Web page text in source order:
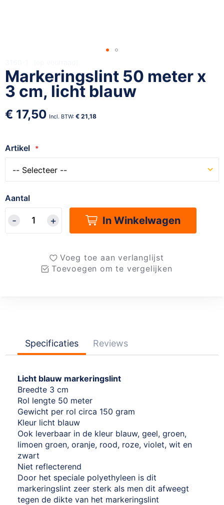
Markeringslint 50 meter x
3 cm, licht blauw
€ 17,50 € 21,18
Artikel
Aantal
In Winkelwagen
Voeg toe aan verlanglijst
Toevoegen om te vergelijken
naar
het
begin
de
Specificaties Reviews
Licht blauw markeringslint
Breedte 3 cm
Rol lengte 50 meter
Gewicht per rol circa 150 gram
Kleur licht blauw
Ook leverbaar in de kleur blauw, geel, groen,
limoen groen, oranje, rood, roze, violet, wit en
zwart
Niet reflecterend
Door het speciale polyethyleen is dit
markeringslint zeer sterk als men dit afweegt
tegen de dikte van het markeringslint